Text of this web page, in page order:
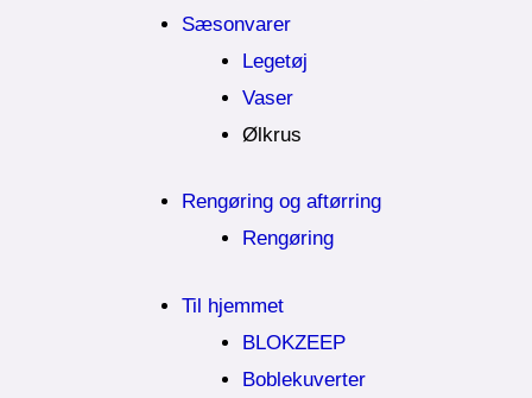
Sæsonvarer
Legetøj
Vaser
Ølkrus
Rengøring og aftørring
Rengøring
Til hjemmet
BLOKZEEP
Boblekuverter